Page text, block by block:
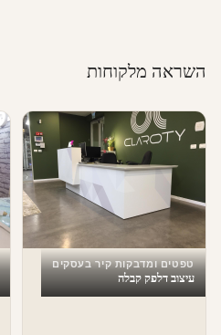
השראה מלקוחות
טפטים ומדבקות קיר בעסקים
עיצוב דלפק קבלה